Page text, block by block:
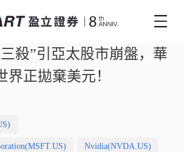
殺”引亞太股市崩盤，華
界正拋棄美元！
Nvidia(NVDA.US)